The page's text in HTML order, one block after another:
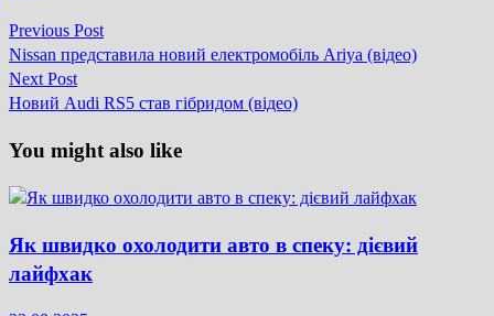
Навігація
записів
Previous PostPrevious
post:
Nissan представила новий електромобіль Ariya (відео)
Next PostNext
post:
Новий Audi RS5 став гібридом (відео)
You might also like
Як швидко охолодити авто в спеку: дієвий
лайфхак